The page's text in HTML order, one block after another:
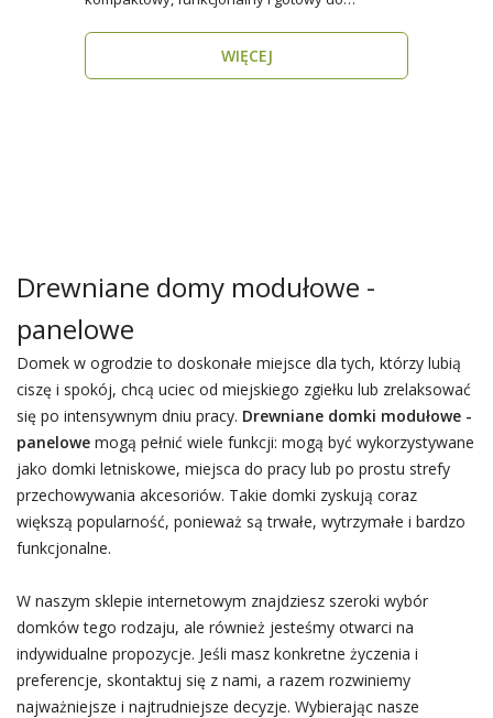
WIĘCEJ
Drewniane domy modułowe -
panelowe
Domek w ogrodzie to doskonałe miejsce dla tych, którzy lubią
ciszę i spokój, chcą uciec od miejskiego zgiełku lub zrelaksować
się po intensywnym dniu pracy. Drewniane domki modułowe -
panelowe mogą pełnić wiele funkcji: mogą być wykorzystywane
jako domki letniskowe, miejsca do pracy lub po prostu strefy
przechowywania akcesoriów. Takie domki zyskują coraz
większą popularność, ponieważ są trwałe, wytrzymałe i bardzo
funkcjonalne.
W naszym sklepie internetowym znajdziesz szeroki wybór
domków tego rodzaju, ale również jesteśmy otwarci na
indywidualne propozycje. Jeśli masz konkretne życzenia i
preferencje, skontaktuj się z nami, a razem rozwiniemy
najważniejsze i najtrudniejsze decyzje. Wybierając nasze